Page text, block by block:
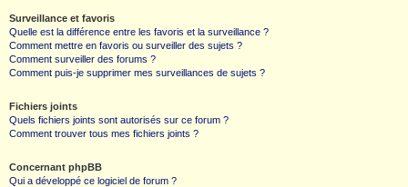
Surveillance et favoris
Quelle est la différence entre les favoris et la surveillance ?
Comment mettre en favoris ou surveiller des sujets ?
Comment surveiller des forums ?
Comment puis-je supprimer mes surveillances de sujets ?
Fichiers joints
Quels fichiers joints sont autorisés sur ce forum ?
Comment trouver tous mes fichiers joints ?
Concernant phpBB
Qui a développé ce logiciel de forum ?